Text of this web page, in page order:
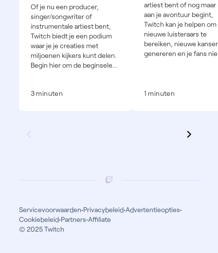
Of je nu een producer,
singer/songwriter of
instrumentale artiest bent,
Twitch biedt je een podium
waar je je creaties met
miljoenen kijkers kunt delen.
Begin hier om de beginselen
3 minuten
artiest bent of nog maar
aan je avontuur begint,
Twitch kan je helpen om
nieuwe luisteraars te
bereiken, nieuwe
genereren en je fans
1 minuten
Servicevoorwaarden•Privacybeleid•Advertentieopties•
Cookiebeleid•Partners•Affiliate
© 2025 Twitch